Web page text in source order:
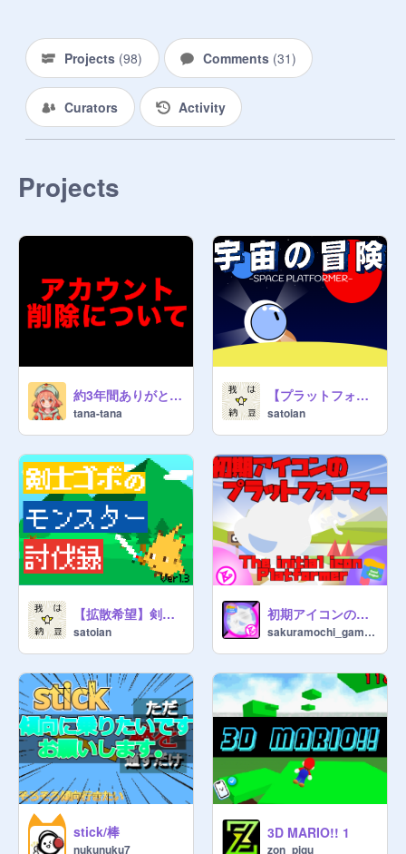
Projects (98) Comments (31)
Curators Activity
Projects
約3年間ありがとうございました。
tana-tana
【プラットフォーマー】宇宙の冒険【モバイル対応】-space platformer-
satoian
【拡散希望】剣士ゴボのモンスター討伐録 Ver1.3 ~Swordsman Gobo's monster slaying record~ Ver1.3
satoian
初期アイコンのプラットフォーマー
sakuramochi_games
stick/棒
nukunuku7
3D MARIO!! 1
zon_pigu